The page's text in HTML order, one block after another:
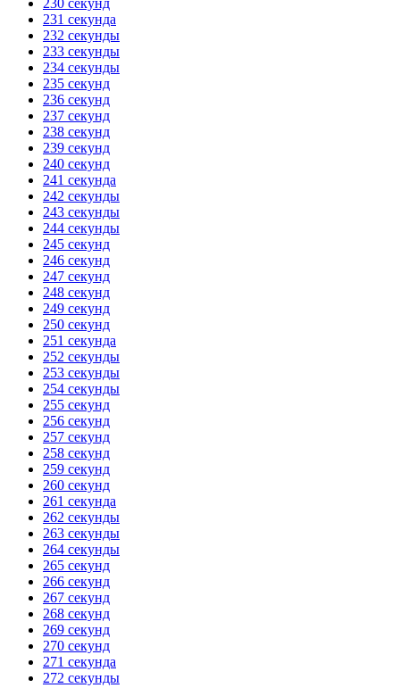
230 секунд
231 секунда
232 секунды
233 секунды
234 секунды
235 секунд
236 секунд
237 секунд
238 секунд
239 секунд
240 секунд
241 секунда
242 секунды
243 секунды
244 секунды
245 секунд
246 секунд
247 секунд
248 секунд
249 секунд
250 секунд
251 секунда
252 секунды
253 секунды
254 секунды
255 секунд
256 секунд
257 секунд
258 секунд
259 секунд
260 секунд
261 секунда
262 секунды
263 секунды
264 секунды
265 секунд
266 секунд
267 секунд
268 секунд
269 секунд
270 секунд
271 секунда
272 секунды